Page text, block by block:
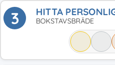
3 HITTA
BOKSTAVSBRÄDE